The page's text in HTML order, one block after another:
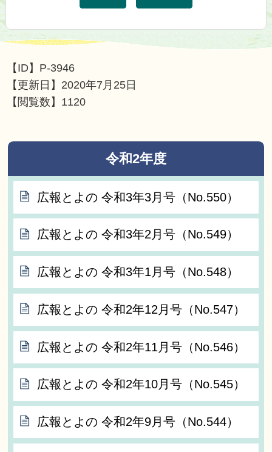
【ID】 P-3946
【更新日】 2020年7月25日
【閲覧数】 1120
令和2年度
広報とよの 令和3年3月号（No.550）
広報とよの 令和3年2月号（No.549）
広報とよの 令和3年1月号（No.548）
広報とよの 令和2年12月号（No.547）
広報とよの 令和2年11月号（No.546）
広報とよの 令和2年10月号（No.545）
広報とよの 令和2年9月号（No.544）